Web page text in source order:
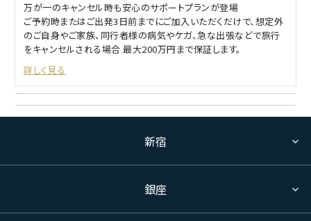
万が一のキャンセル時も安心のサポートプランが登場
ご予約時またはご出発3日前までにご加入いただくだけで、想定外
のご自身やご家族、同行者様の病気やケガ、急な出張などで旅行
をキャンセルされる場合 最大200万円まで保証します。
詳しく見る
新宿
銀座